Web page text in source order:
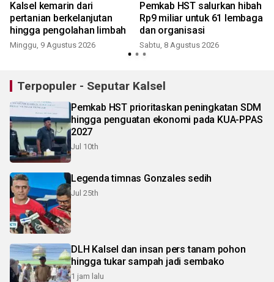
Kalsel kemarin dari
pertanian berkelanjutan
hingga pengolahan limbah
Minggu, 9 Agustus 2026
Pemkab HST salurkan hibah
Rp9 miliar untuk 61 lembaga
dan organisasi
Sabtu, 8 Agustus 2026
Terpopuler - Seputar Kalsel
Pemkab HST prioritaskan peningkatan SDM
hingga penguatan ekonomi pada KUA-PPAS
2027
Jul 10th
Legenda timnas Gonzales sedih
Jul 25th
DLH Kalsel dan insan pers tanam pohon
hingga tukar sampah jadi sembako
1 jam lalu